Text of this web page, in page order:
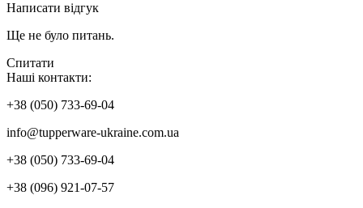
Написати відгук
Ще не було питань.
Спитати
Наші контакти:
+38 (050) 733-69-04
info@tupperware-ukraine.com.ua
+38 (050) 733-69-04
+38 (096) 921-07-57